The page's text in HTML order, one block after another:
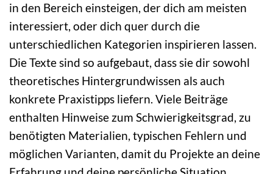
in den Bereich einsteigen, der dich am meisten
interessiert, oder dich quer durch die
unterschiedlichen Kategorien inspirieren lassen.
Die Texte sind so aufgebaut, dass sie dir sowohl
theoretisches Hintergrundwissen als auch
konkrete Praxistipps liefern. Viele Beiträge
enthalten Hinweise zum Schwierigkeitsgrad, zu
benötigten Materialien, typischen Fehlern und
möglichen Varianten, damit du Projekte an deine